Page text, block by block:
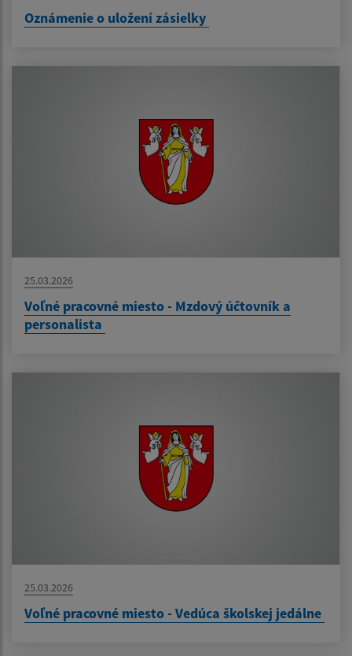
Oznámenie o uložení zásielky
25.03.2026
Voľné pracovné miesto - Mzdový účtovník a
personalista
25.03.2026
Voľné pracovné miesto - Vedúca školskej jedálne